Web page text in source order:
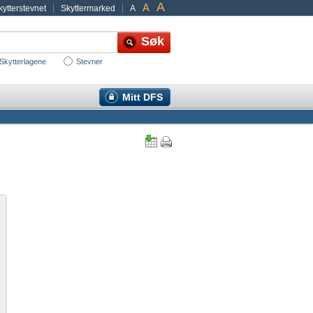
A A A
Skyttermarked
Skytterlagene Stevner
Mitt DFS